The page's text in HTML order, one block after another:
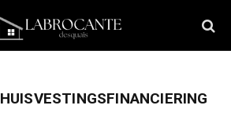
HUISVESTINGSFINANCIERING